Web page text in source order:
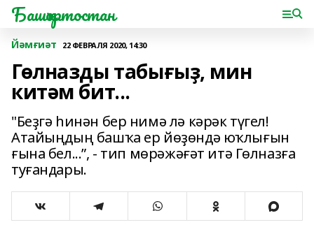
Башҡортостан
Йәмғиәт 22 ФЕВРАЛЯ 2020, 14:30
Гөлназды табығыҙ, мин
китәм бит...
"Беҙгә һинән бер нимә лә кәрәк түгел!
Атайыңдың башҡа ер йөҙөндә юҡлығын
ғына бел...”, - тип мөрәжәғәт итә Гөлназға
туғандары.